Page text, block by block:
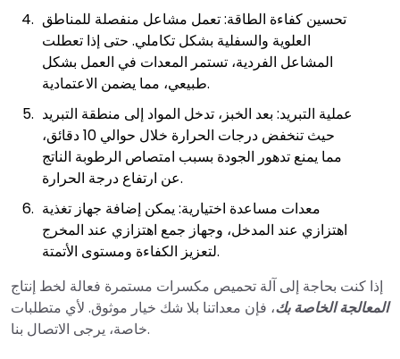
تحسين كفاءة الطاقة: تعمل مشاعل منفصلة للمناطق
العلوية والسفلية بشكل تكاملي. حتى إذا تعطلت
المشاعل الفردية، تستمر المعدات في العمل بشكل
طبيعي، مما يضمن الاعتمادية.
عملية التبريد: بعد الخبز، تدخل المواد إلى منطقة التبريد
حيث تنخفض درجات الحرارة خلال حوالي 10 دقائق،
مما يمنع تدهور الجودة بسبب امتصاص الرطوبة الناتج
عن ارتفاع درجة الحرارة.
معدات مساعدة اختيارية: يمكن إضافة جهاز تغذية
اهتزازي عند المدخل، وجهاز جمع اهتزازي عند المخرج
لتعزيز الكفاءة ومستوى الأتمتة.
إذا كنت بحاجة إلى آلة تحميص مكسرات مستمرة فعالة لخط إنتاج
المعالجة الخاصة بك، فإن معداتنا بلا شك خيار موثوق. لأي متطلبات
خاصة، يرجى الاتصال بنا.